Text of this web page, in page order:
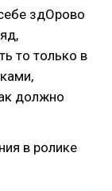
здОрово
то только в
должно
в ролике